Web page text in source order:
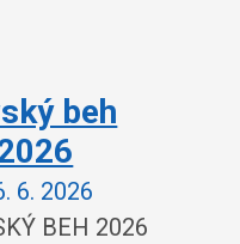
beh
6. 2026
BEH 2026